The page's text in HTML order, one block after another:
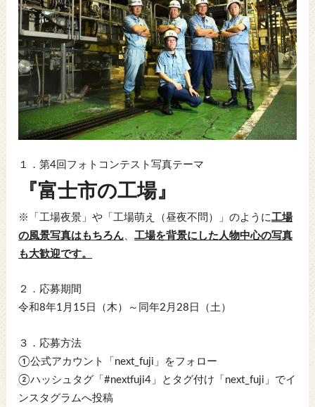
１．第4回フォトコンテスト写真テーマ
『富士市の工場』
※「工場夜景」や「工場萌え（昼夜不問）」のように工場
の風景写真はもちろん 、工場を背景にした人物中心の写真
も大歓迎です。
２．応募期間
令和8年1月15日（木）～同年2月28日（土）
３．応募方法
①公式アカウント「next_fuji」をフォロー
②ハッシュタグ「#nextfuji4」とタグ付け「next_fuji」でイ
ンスタグラムへ投稿